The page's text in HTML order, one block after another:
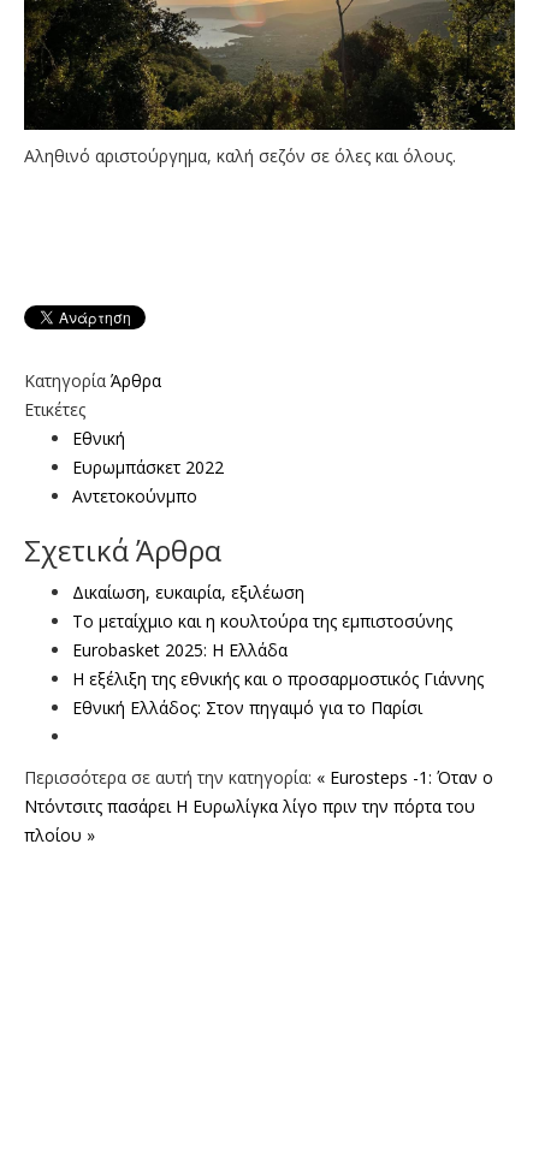
Αληθινό αριστούργημα, καλή σεζόν σε όλες και όλους.
Κατηγορία Άρθρα
Ετικέτες
Εθνική
Ευρωμπάσκετ 2022
Αντετοκούνμπο
Σχετικά Άρθρα
Δικαίωση, ευκαιρία, εξιλέωση
Το μεταίχμιο και η κουλτούρα της εμπιστοσύνης
Eurobasket 2025: Η Ελλάδα
Η εξέλιξη της εθνικής και ο προσαρμοστικός Γιάννης
Eθνική Ελλάδος: Στον πηγαιμό για το Παρίσι
Περισσότερα σε αυτή την κατηγορία: « Eurosteps -1: Όταν ο
Ντόντσιτς πασάρει H Ευρωλίγκα λίγο πριν την πόρτα του
πλοίου »